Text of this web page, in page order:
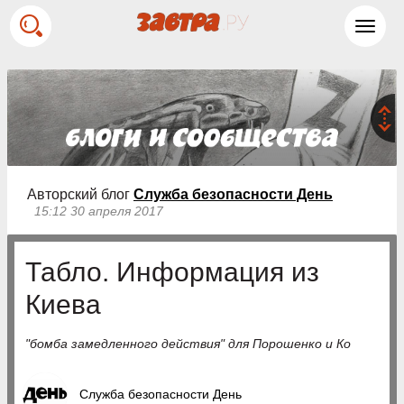
Авторский блог Служба безопасности День
15:12 30 апреля 2017
Табло. Информация из
Киева
"бомба замедленного действия" для Порошенко и Ко
Служба безопасности День